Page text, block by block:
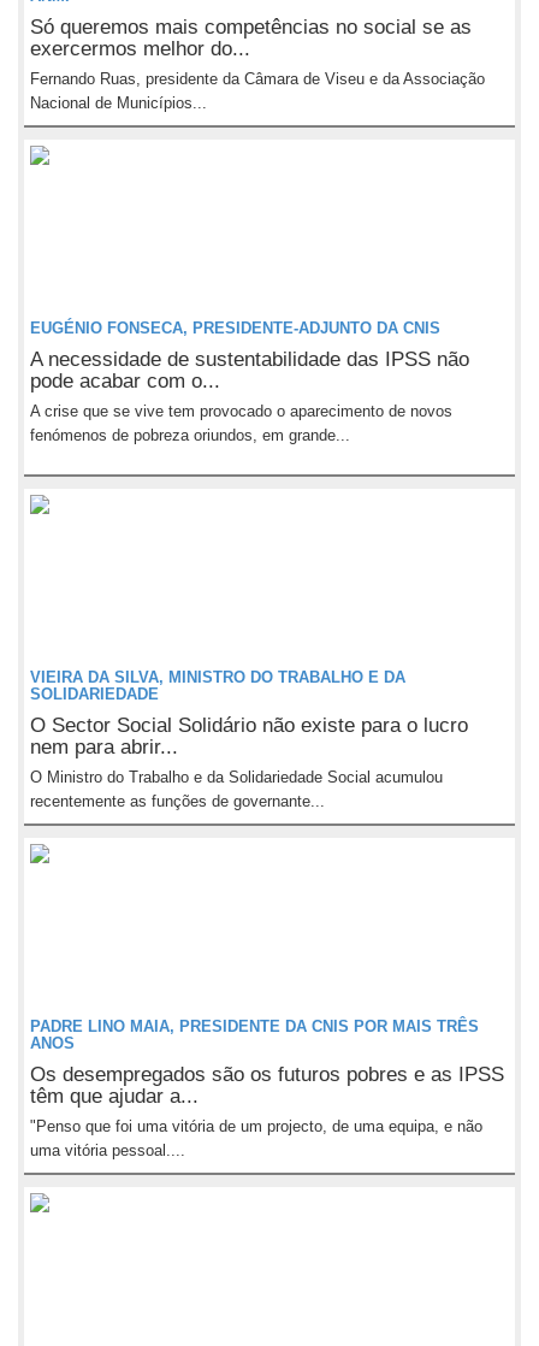
Só queremos mais competências no social se as
exercermos melhor do...
Fernando Ruas, presidente da Câmara de Viseu e da Associação
Nacional de Municípios...
EUGÉNIO FONSECA, PRESIDENTE-ADJUNTO DA CNIS
A necessidade de sustentabilidade das IPSS não
pode acabar com o...
A crise que se vive tem provocado o aparecimento de novos
fenómenos de pobreza oriundos, em grande...
VIEIRA DA SILVA, MINISTRO DO TRABALHO E DA
SOLIDARIEDADE
O Sector Social Solidário não existe para o lucro
nem para abrir...
O Ministro do Trabalho e da Solidariedade Social acumulou
recentemente as funções de governante...
PADRE LINO MAIA, PRESIDENTE DA CNIS POR MAIS TRÊS
ANOS
Os desempregados são os futuros pobres e as IPSS
têm que ajudar a...
"Penso que foi uma vitória de um projecto, de uma equipa, e não
uma vitória pessoal....